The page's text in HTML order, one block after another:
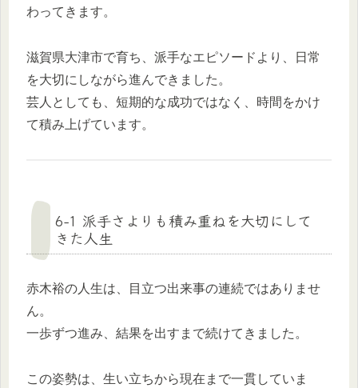
わってきます。
滋賀県大津市で育ち、派手なエピソードより、日常
を大切にしながら進んできました。
芸人としても、短期的な成功ではなく、時間をかけ
て積み上げています。
6-1 派手さよりも積み重ねを大切にして
きた人生
赤木裕の人生は、目立つ出来事の連続ではありませ
ん。
一歩ずつ進み、結果を出すまで続けてきました。
この姿勢は、生い立ちから現在まで一貫していま